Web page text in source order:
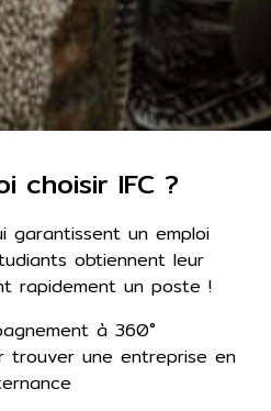
choisir IFC ?
garantissent un emploi
obtiennent leur
rapidement un poste !
à 360°
une entreprise en